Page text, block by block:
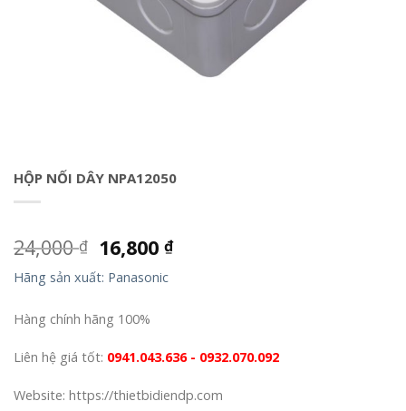
HỘP NỐI DÂY NPA12050
24,000₫ 16,800₫
Hãng sản xuất: Panasonic
Hàng chính hãng 100%
Liên hệ giá tốt: 0941.043.636 - 0932.070.092
Website: https://thietbidiendp.com